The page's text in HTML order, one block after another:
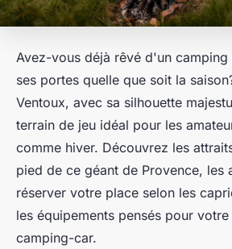
Avez-vous déjà rêvé d'un
ses portes quelle que soit la
Ventoux, avec sa silhouette
terrain de jeu idéal pour les
comme hiver. Découvrez les
pied de ce géant de Provence, les
réserver votre place selon les
les équipements pensés pour
camping-car.